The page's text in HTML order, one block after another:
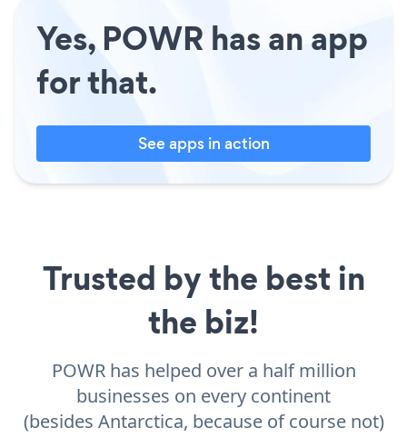
Yes, POWR has an app
for that.
See apps in action
Trusted by the best in
the biz!
POWR has helped over a half million
businesses on every continent
(besides Antarctica, because of course not)